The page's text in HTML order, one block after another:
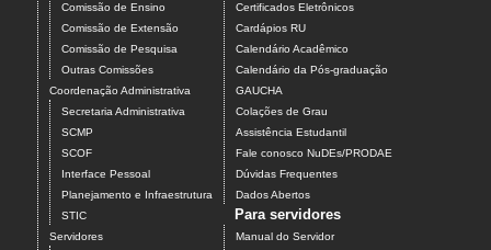
Comissão de Ensino
Comissão de Extensão
Comissão de Pesquisa
Outras Comissões
Coordenação Administrativa
Secretaria Administrativa
SCMP
SCOF
Interface Pessoal
Planejamento e Infraestrutura
STIC
Servidores
Certificados Eletrônicos
Cardápios RU
Calendário Acadêmico
Calendário da Pós-graduação
GAUCHA
Colações de Grau
Assistência Estudantil
Fale conosco NuDEs/PRODAE
Dúvidas Frequentes
Dados Abertos
Para servidores
Manual do Servidor